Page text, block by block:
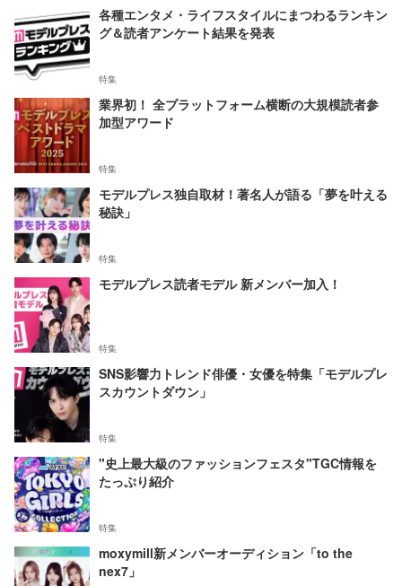
各種エンタメ・ライフスタイルにまつわるランキン
グ＆読者アンケート結果を発表
特集
業界初！ 全プラットフォーム横断の大規模読者参
加型アワード
特集
モデルプレス独自取材！著名人が語る「夢を叶える
秘訣」
特集
モデルプレス読者モデル 新メンバー加入！
特集
SNS影響力トレンド俳優・女優を特集「モデルプレ
スカウントダウン」
特集
"史上最大級のファッションフェスタ"TGC情報を
たっぷり紹介
特集
moxymill新メンバーオーディション「to the
nex7」